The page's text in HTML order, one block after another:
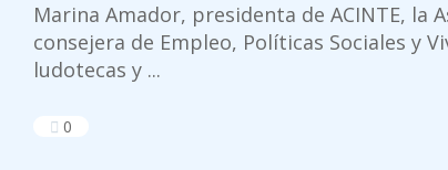
Marina Amador, presidenta de ACINTE, la
consejera de Empleo, Políticas Sociales y
ludotecas y ...
0